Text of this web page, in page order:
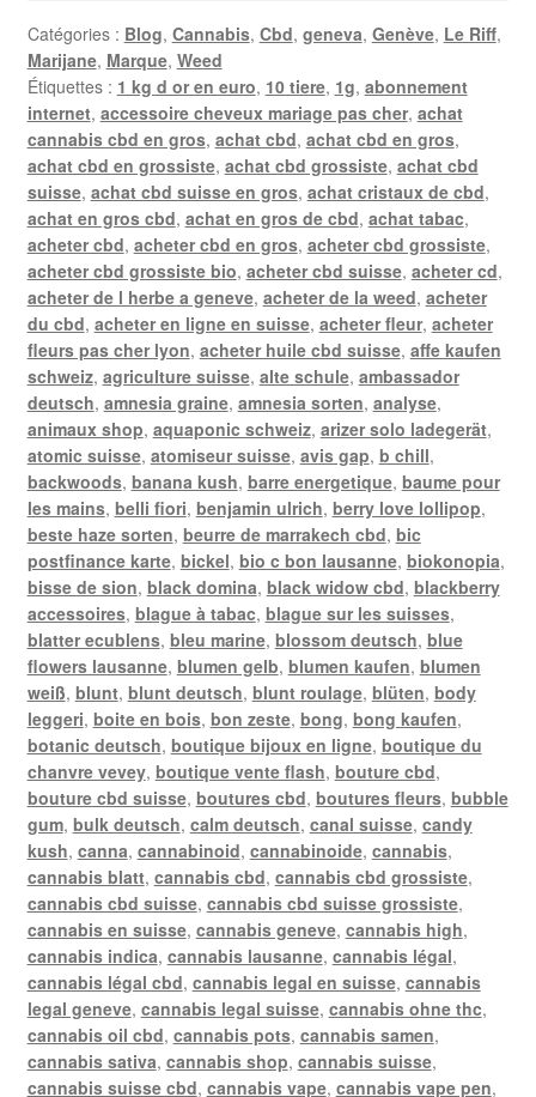
Catégories : Blog, Cannabis, Cbd, geneva, Genève, Le Riff,
Marijane, Marque, Weed
Étiquettes : 1 kg d or en euro, 10 tiere, 1g, abonnement
internet, accessoire cheveux mariage pas cher, achat
cannabis cbd en gros, achat cbd, achat cbd en gros,
achat cbd en grossiste, achat cbd grossiste, achat cbd
suisse, achat cbd suisse en gros, achat cristaux de cbd,
achat en gros cbd, achat en gros de cbd, achat tabac,
acheter cbd, acheter cbd en gros, acheter cbd grossiste,
acheter cbd grossiste bio, acheter cbd suisse, acheter cd,
acheter de l herbe a geneve, acheter de la weed, acheter
du cbd, acheter en ligne en suisse, acheter fleur, acheter
fleurs pas cher lyon, acheter huile cbd suisse, affe kaufen
schweiz, agriculture suisse, alte schule, ambassador
deutsch, amnesia graine, amnesia sorten, analyse,
animaux shop, aquaponic schweiz, arizer solo ladegerät,
atomic suisse, atomiseur suisse, avis gap, b chill,
backwoods, banana kush, barre energetique, baume pour
les mains, belli fiori, benjamin ulrich, berry love lollipop,
beste haze sorten, beurre de marrakech cbd, bic
postfinance karte, bickel, bio c bon lausanne, biokonopia,
bisse de sion, black domina, black widow cbd, blackberry
accessoires, blague à tabac, blague sur les suisses,
blatter ecublens, bleu marine, blossom deutsch, blue
flowers lausanne, blumen gelb, blumen kaufen, blumen
weiß, blunt, blunt deutsch, blunt roulage, blüten, body
leggeri, boite en bois, bon zeste, bong, bong kaufen,
botanic deutsch, boutique bijoux en ligne, boutique du
chanvre vevey, boutique vente flash, bouture cbd,
bouture cbd suisse, boutures cbd, boutures fleurs, bubble
gum, bulk deutsch, calm deutsch, canal suisse, candy
kush, canna, cannabinoid, cannabinoide, cannabis,
cannabis blatt, cannabis cbd, cannabis cbd grossiste,
cannabis cbd suisse, cannabis cbd suisse grossiste,
cannabis en suisse, cannabis geneve, cannabis high,
cannabis indica, cannabis lausanne, cannabis légal,
cannabis légal cbd, cannabis legal en suisse, cannabis
legal geneve, cannabis legal suisse, cannabis ohne thc,
cannabis oil cbd, cannabis pots, cannabis samen,
cannabis sativa, cannabis shop, cannabis suisse,
cannabis suisse cbd, cannabis vape, cannabis vape pen,